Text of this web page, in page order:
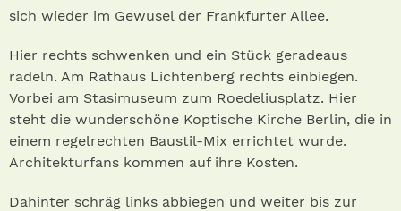
sich wieder im Gewusel der Frankfurter Allee.
Hier rechts schwenken und ein Stück geradeaus
radeln. Am Rathaus Lichtenberg rechts einbiegen.
Vorbei am Stasimuseum zum Roedeliusplatz. Hier
steht die wunderschöne Koptische Kirche Berlin, die in
einem regelrechten Baustil-Mix errichtet wurde.
Architekturfans kommen auf ihre Kosten.
Dahinter schräg links abbiegen und weiter bis zur